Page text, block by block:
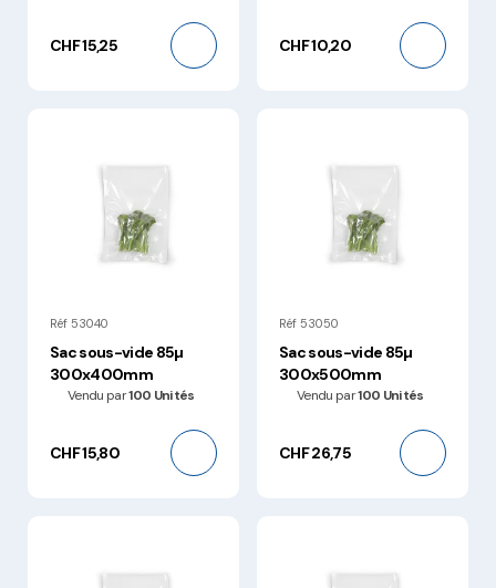
CHF 15,25 CHF 10,20
Réf 53040
Sac sous-vide 85µ
300x400mm
Vendu par100 Unités
CHF 15,80
Réf 53050
Sac sous-vide 85µ
300x500mm
Vendu par100 Unités
CHF 26,75